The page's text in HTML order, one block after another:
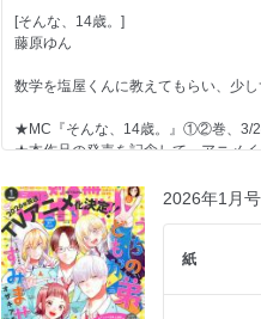
[そんな、14歳。]
藤原ゆん
数学を塩屋くんに教えてもらい、少
★MC『そんな、14歳。』①②巻、3/
★本作品の発売を記念して、アニメ
★同、メロンブックス全店でイラス
※記念品はそれぞれ別のもので、各書
ります。数量限定のため、なくなり次
試し読みコミックス電子版コミックス
春の新作読みきり祭♪
2026年1月
紙